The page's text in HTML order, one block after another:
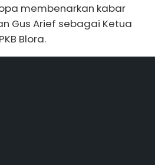
membenarkan kabar
Gus Arief sebagai Ketua
Blora.